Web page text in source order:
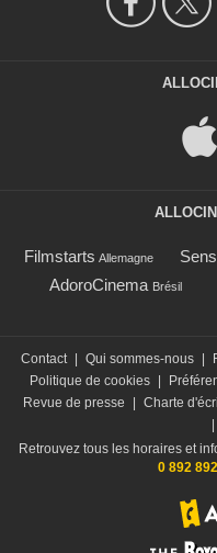
Filmstarts Allemagne
AdoroCinema Brésil
Contact | Qui sommes-nous |
Politique de cookies |
Revue de presse
| Charte
|
Retrouvez tous les horaires et
0 892